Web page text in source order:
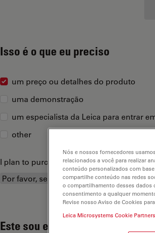
Isso é o que eu preciso
um preço ou detalhes do produto
uma demonstração
um especialista da Leica para entrar
other
I plan to purchase...
Este sou eu
Nós e nossos fornecedores
relacionados a você para realizar
conteúdo personalizados com
compartilhe conteúdo nas redes
o compartilhamento desses dados
consentimento a qualquer
Revise nosso Aviso de Cookies
Leica Microsystems Cookie